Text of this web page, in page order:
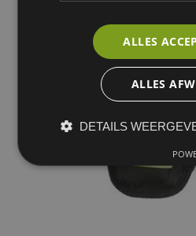
ALLES
ALLES
DETAILS